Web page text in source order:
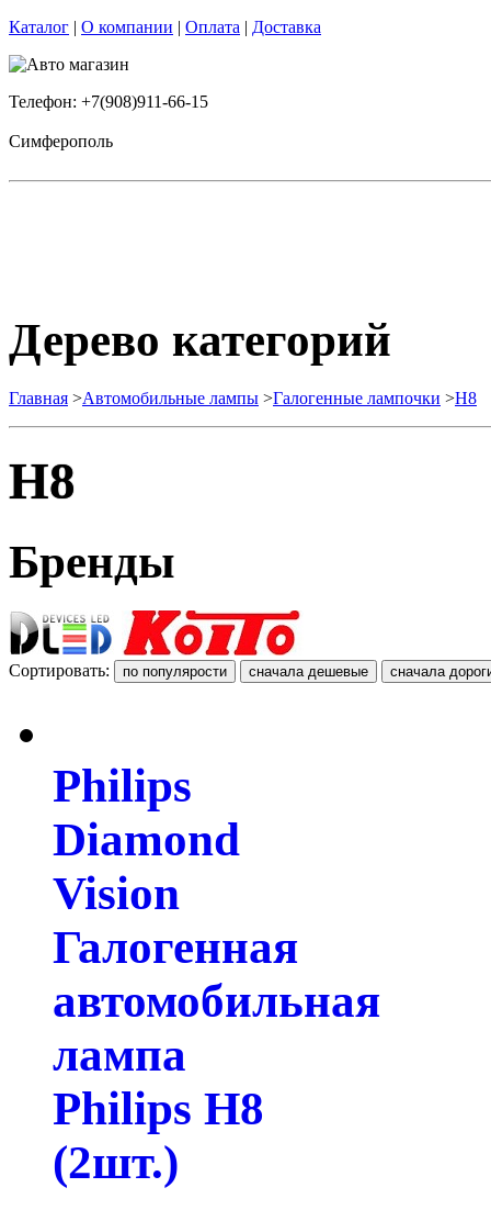
Каталог | О компании | Оплата | Доставка
Телефон: +7(908)911-66-15
Симферополь
Дерево категорий
Главная >Автомобильные лампы >Галогенные лампочки >H8
H8
Бренды
Сортировать:
Philips
Diamond
Vision
Галогенная
автомобильная
лампа
Philips H8
(2шт.)